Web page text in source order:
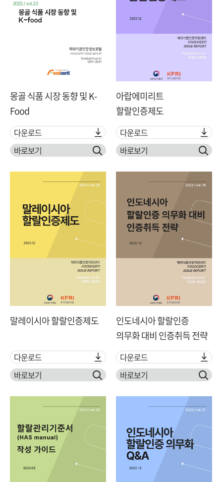
몽골 식품 시장 동향 및 K-
Food
다운로드
바로보기
아랍에미리트
할랄인증제도
다운로드
바로보기
말레이시아 할랄인증제도
다운로드
바로보기
인도네시아 할랄인증
의무화 대비 인증취득 전략
다운로드
바로보기